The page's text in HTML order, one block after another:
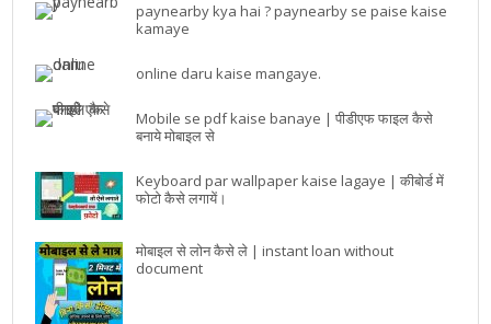
paynearby kya hai ? paynearby se paise kaise
kamaye
online daru kaise mangaye.
Mobile se pdf kaise banaye | पीडीएफ फाइल कैसे
बनाये मोबाइल से
Keyboard par wallpaper kaise lagaye | कीबोर्ड में
फोटो कैसे लगायें।
मोबाइल से लोन कैसे ले | instant loan without
document